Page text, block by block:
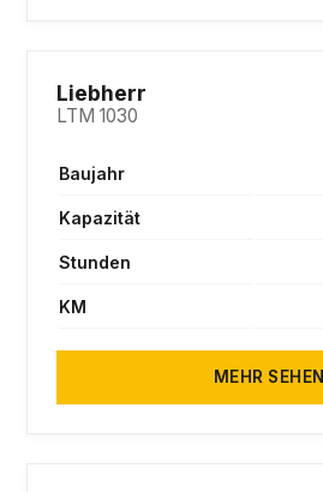
Liebherr
LTM 1030
Baujahr
Kapazität
Stunden
KM
MEHR SEHEN